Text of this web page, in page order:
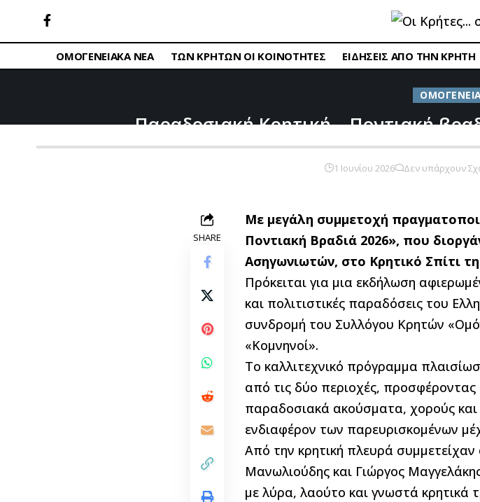
ΟΜΟΓΕΝΕΙΑΚΑ ΝΕΑ ΤΩΝ ΚΡΗΤΩΝ ΟΙ ΚΟΙΝΟΤΗΤΕΣ ΕΙΔΗΣΕΙΣ ΑΠΟ ΤΗΝ ΚΡΗΤΗ
Παραδοσιακή Κρητική – Ποντιακή
1 Ιουνίου 2026 Δεν υπάρχουν
SHARE
Με μεγάλη συμμετοχή
Ποντιακή Βραδιά 2026», που
Ασηγωνιωτών, στο Κρητικό Σπίτι
Πρόκειται για μια εκδήλωση
και πολιτιστικές παραδόσεις του
συνδρομή του Συλλόγου Κρητών
«Κομνηνοί».
Το καλλιτεχνικό πρόγραμμα
από τις δύο περιοχές,
παραδοσιακά ακούσματα, χορούς
ενδιαφέρον των παρευρισκομένων
Από την κρητική πλευρά
Μανωλιούδης και Γιώργος
με λύρα, λαούτο και γνωστά κρητικά